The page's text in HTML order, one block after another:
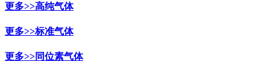
更多>>高纯气体
更多>>标准气体
更多>>同位素气体